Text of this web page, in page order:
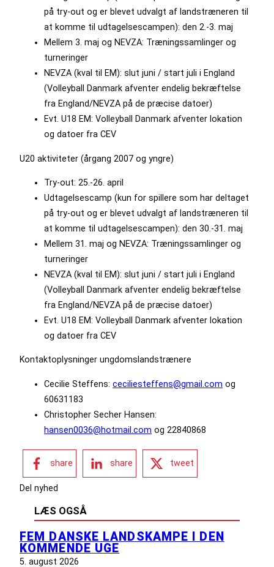
på try-out og er blevet udvalgt af landstræneren til
at komme til udtagelsescampen): den 2.-3. maj
Mellem 3. maj og NEVZA: Træningssamlinger og
turneringer
NEVZA (kval til EM): slut juni / start juli i England
(Volleyball Danmark afventer endelig bekræftelse
fra England/NEVZA på de præcise datoer)
Evt. U18 EM: Volleyball Danmark afventer lokation
og datoer fra CEV
U20 aktiviteter (årgang 2007 og yngre)
Try-out: 25.-26. april
Udtagelsescamp (kun for spillere som har deltaget
på try-out og er blevet udvalgt af landstræneren til
at komme til udtagelsescampen): den 30.-31. maj
Mellem 31. maj og NEVZA: Træningssamlinger og
turneringer
NEVZA (kval til EM): slut juni / start juli i England
(Volleyball Danmark afventer endelig bekræftelse
fra England/NEVZA på de præcise datoer)
Evt. U18 EM: Volleyball Danmark afventer lokation
og datoer fra CEV
Kontaktoplysninger ungdomslandstrænere
Cecilie Steffens: ceciliesteffens@gmail.com og
60631183
Christopher Secher Hansen:
hansen0036@hotmail.com og 22840868
share share tweet
Del nyhed
LÆS OGSÅ
FEM DANSKE LANDSKAMPE I DEN
KOMMENDE UGE
5. august 2026